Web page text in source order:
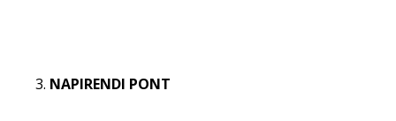
NAPIRENDI PONT